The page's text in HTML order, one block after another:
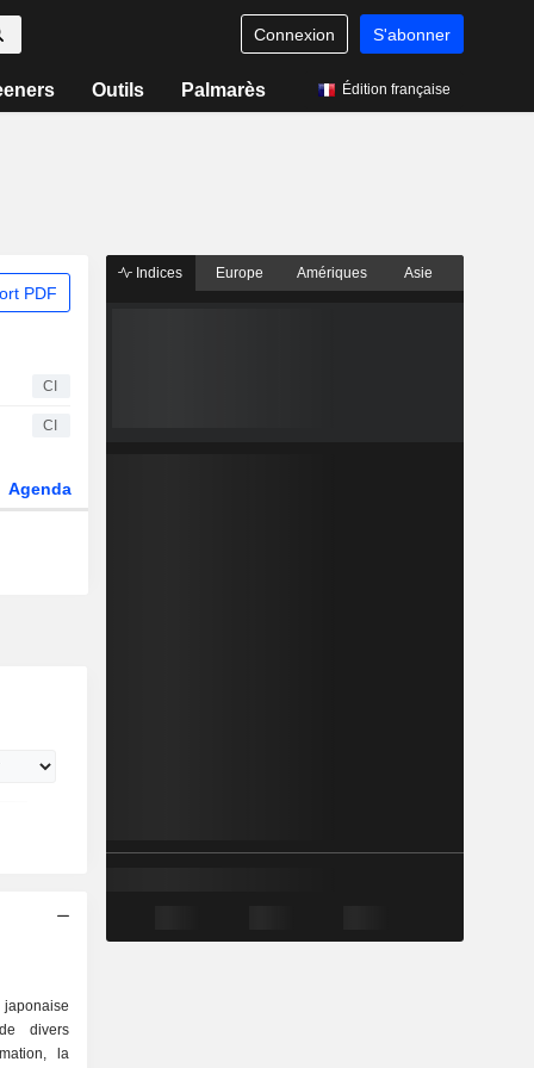
Connexion S'abonner
Outils Palmarès Édition française
PDF
CI
CI
Agenda
divers
la
Indices Europe Amériques Asie